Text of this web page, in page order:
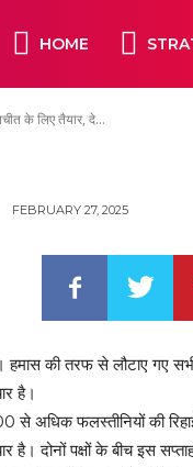
HOME
के लिए तैयार, दे...
FEBRUARY 27, 2025
की तरफ से लौटाए गए
है।
से अधिक फलस्तीनियों की
है। दोनों पक्षों के बीच इस